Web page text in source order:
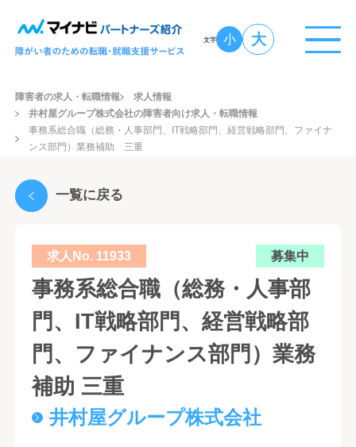
文字 小 大
障害者の求人・転職情報
求人情報
井村屋グループ株式会社の障害者向け求人・転職情報
事務系総合職（総務・人事部門、IT戦略部門、経営戦略部門、ファイナ
ンス部門）業務補助 三重
一覧に戻る
求人No. 11933 募集中
事務系総合職（総務・人事部
門、IT戦略部門、経営戦略部
門、ファイナンス部門）業務
補助 三重
井村屋グループ株式会社